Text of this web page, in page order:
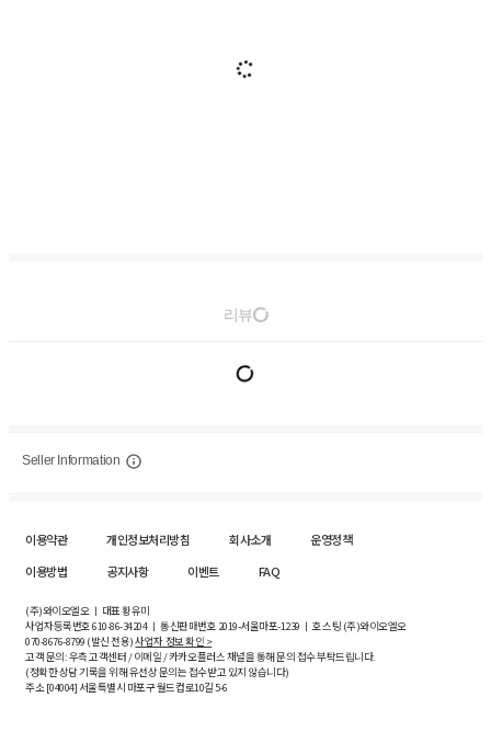
리뷰
Seller Information
이용약관 개인정보처리방침 회사소개
운영정책
이용방법
공지사항 이벤트 FAQ
(주)와이오엘오 ㅣ 대표 황유미
사업자등록번호610-86-34204ㅣ 통신판매번호 2019-서울마포-1239 ㅣ 호스팅 (주)와이오엘오
070-8676-8799 (발신 전용)사업자 정보 확인 >
고객 문의: 우측 고객센터 / 이메일 / 카카오플러스 채널을 통해 문의 접수 부탁드립니다.
(정확한 상담 기록을 위해 유선상 문의는 접수받고 있지 않습니다)
주소 [04004] 서울특별시 마포구 월드컵로10길5-6